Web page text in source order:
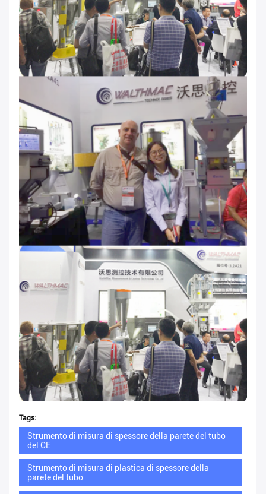
Tags:
Strumento di misura di spessore della parete del tubo
del CE
Strumento di misura di plastica di spessore della
parete del tubo